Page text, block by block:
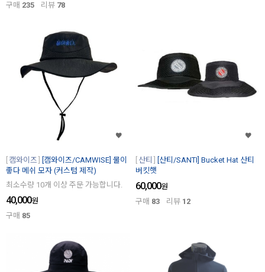
구매 235 리뷰 78
캠와이즈
[캠와이즈/CAMWISE] 물이
좋다 메쉬 모자 (커스텀 제작)
최소수량 10개 이상 주문 가능합니다.
40,000원
구매 85
산티
[산티/SANTI] Bucket Hat 산티
버킷햇
60,000원
구매 83 리뷰 12